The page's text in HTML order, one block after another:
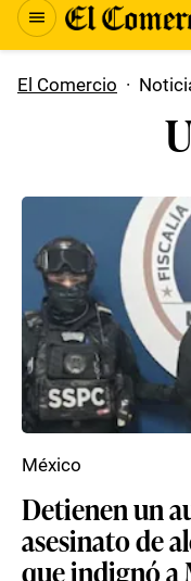
El Comercio ·
Detienen un
asesinato de
que indignó a
México